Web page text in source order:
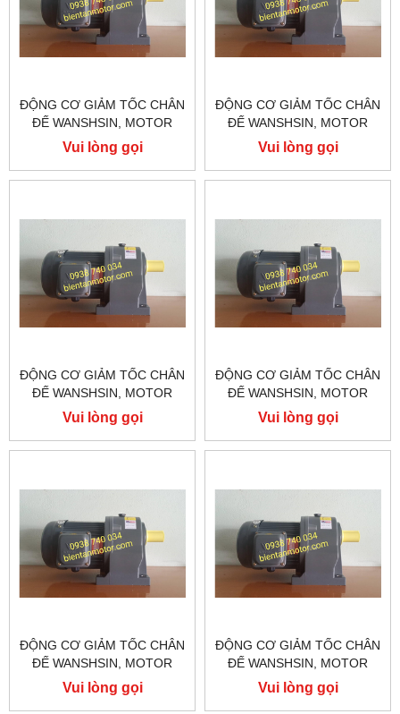
ĐỘNG CƠ GIẢM TỐC CHÂN
ĐẾ WANSHSIN, MOTOR
GIẢM TỐC WANSHSIN
200W GH28-200-100S
Vui lòng gọi
ĐỘNG CƠ GIẢM TỐC CHÂN
ĐẾ WANSHSIN, MOTOR
GIẢM TỐC WANSHSIN
200W GH22-200-90S
Vui lòng gọi
ĐỘNG CƠ GIẢM TỐC CHÂN
ĐẾ WANSHSIN, MOTOR
GIẢM TỐC WANSHSIN
200W GH22-200-50S
Vui lòng gọi
ĐỘNG CƠ GIẢM TỐC CHÂN
ĐẾ WANSHSIN, MOTOR
GIẢM TỐC WANSHSIN
200W GH22-200-40S
Vui lòng gọi
ĐỘNG CƠ GIẢM TỐC CHÂN
ĐẾ WANSHSIN, MOTOR
GIẢM TỐC WANSHSIN
200W GH22-200-30S
Vui lòng gọi
ĐỘNG CƠ GIẢM TỐC CHÂN
ĐẾ WANSHSIN, MOTOR
GIẢM TỐC WANSHSIN
200W GH22-200-20S
Vui lòng gọi